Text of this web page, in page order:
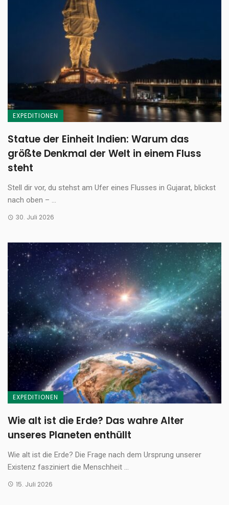
EXPEDITIONEN
Statue der Einheit Indien: Warum das
größte Denkmal der Welt in einem Fluss
steht
Stell dir vor, du stehst am Ufer eines Flusses in Gujarat, blickst
nach oben – ...
30. Juli 2026
EXPEDITIONEN
Wie alt ist die Erde? Das wahre Alter
unseres Planeten enthüllt
Wie alt ist die Erde? Die Frage nach dem Ursprung unserer
Existenz fasziniert die Menschheit ...
15. Juli 2026